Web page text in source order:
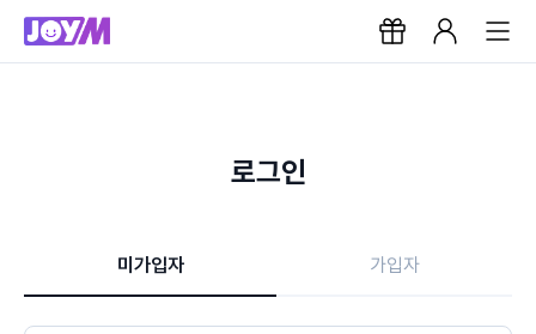
로그인
미가입자 가입자